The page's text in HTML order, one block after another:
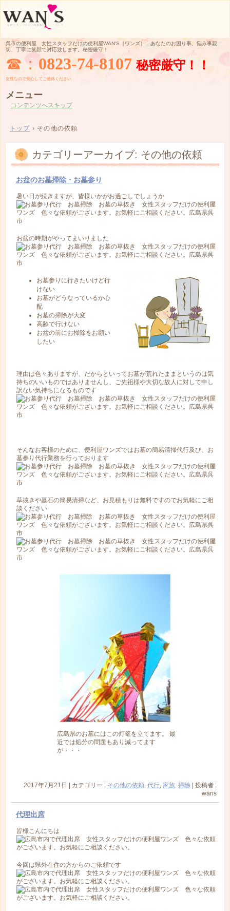
呉市の便利屋 女性スタッフだけの便利屋WAN'S［ワンズ］ あなたのお困り事、悩み事親
切、丁寧に笑顔で対応致します。秘密厳守！
☎： 0823-74-8107 秘密厳守！！
女性なので安心してご連絡ください
メニュー
コンテンツへスキップ
トップ › その他の依頼
カテゴリーアーカイブ: その他の依頼
お盆のお墓掃除・お墓参り
暑い日が続きますが、皆様いかがお過ごしでしょうか
お盆の時期がやってまいりました
お墓参りに行きたいけど行
けない
お墓がどうなっているか心
配
お墓の掃除が大変
高齢で行けない
お盆の前にお掃除をお願い
したい
理由は色々ありますが、だからといってお墓が荒れたままというのは気
持ちのいいものではありませんし、ご先祖様や大切な故人に対して申し
訳ない気持ちになるものです
そんなお客様のために、便利屋ワンズではお墓の簡易清掃代行及び、お
墓参り代行業務を行っております
草抜きや墓石の簡易清掃など、お見積もりは無料ですのでお気軽にご相
談ください
広島県のお墓にはこの灯篭を立てます。 最
近では処分の問題もあり減ってます
が・・・
2017年7月21日 カテゴリー : その他の依頼, 代行, 家族, 掃除
投稿者 :
wans
代理出席
皆様こんにちは
今回は県外在住の方からのご依頼です